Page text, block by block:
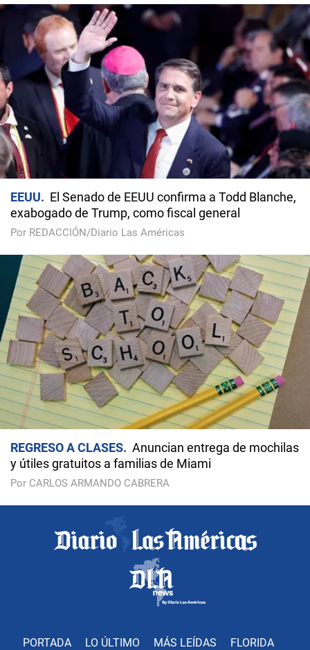
EEUU
El Senado de EEUU confirma a Todd Blanche,
exabogado de Trump, como fiscal general
Por REDACCIÓN/Diario Las Américas
REGRESO A CLASES
Anuncian entrega de mochilas
y útiles gratuitos a familias de Miami
Por CARLOS ARMANDO CABRERA
PORTADA LO ÚLTIMO MÁS LEÍDAS FLORIDA